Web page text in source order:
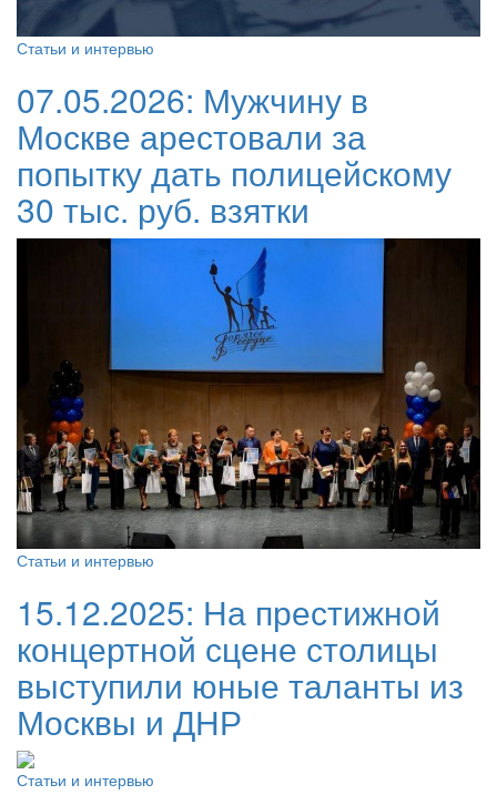
Статьи и интервью
07.05.2026: Мужчину в
Москве арестовали за
попытку дать полицейскому
30 тыс. руб. взятки
Статьи и интервью
15.12.2025: На престижной
концертной сцене столицы
выступили юные таланты из
Москвы и ДНР
Статьи и интервью